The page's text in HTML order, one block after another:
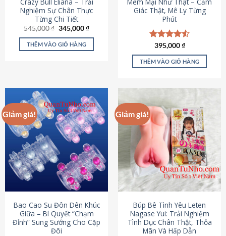
Crazy Bull Eliana – Trải
Nghiệm Sự Chân Thực
Từng Chi Tiết
545,000₫ Giá
là:
545,000 ₫.
345,000₫Giá
tại
THÊM VÀO GIỎ HÀNG
Mềm Mại Như Thật – Cảm
Giác Thật, Mê Ly Từng
Phút
Được xếp
hạng4.53
5 sao
395,000₫
THÊM VÀO GIỎ HÀNG
Giảm giá!
Bao Cao Su Đôn Dên Khúc
Giữa – Bí Quyết “Chạm
Đỉnh” Sung Sướng Cho Cặp
Đôi
Giảm giá!
Búp Bê Tình Yêu Leten
Nagase Yui: Trải Nghiệm
Tình Dục Chân Thật, Thỏa
Mãn Và Hấp Dẫn